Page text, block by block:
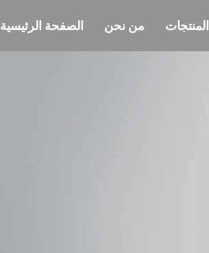
الصفحة الرئيسية من نحن المنتجات